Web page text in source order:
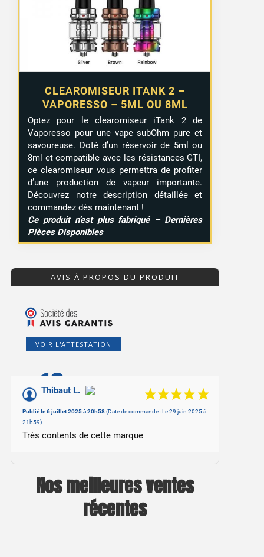
CLEAROMISEUR ITANK 2 –
VAPORESSO – 5ML OU 8ML
à
39,90 €
Optez pour le clearomiseur iTank 2 de
Vaporesso pour une vape subOhm pure et
savoureuse. Doté d’un réservoir de 5ml ou
8ml et compatible avec les résistances GTI,
ce clearomiseur vous permettra de profiter
d’une production de vapeur importante.
Découvrez notre description détaillée et
commandez dès maintenant !
Ce produit n’est plus fabriqué – Dernières
Pièces Disponibles
AVIS À PROPOS DU PRODUIT
VOIR L'ATTESTATION
10/10
Basé sur 1 avis
Thibaut L.
Publié le 6 juillet 2025 à 20h58(Date de commande : Le 29 juin 2025 à
21h59)
Très contents de cette marque
Nos meilleures ventes
récentes